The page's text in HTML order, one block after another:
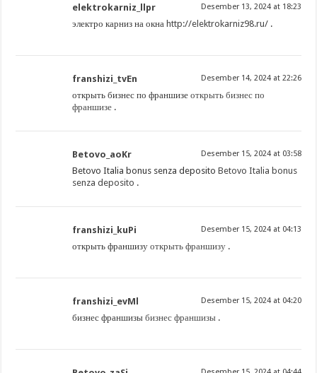
elektrokarniz_llpr Desember 13, 2024 at 18:23
электро карниз на окна http://elektrokarniz98.ru/ .
franshizi_tvEn Desember 14, 2024 at 22:26
открыть бизнес по франшизеоткрыть бизнес по
франшизе .
Betovo_aoKr Desember 15, 2024 at 03:58
Betovo Italia bonus senza depositoBetovo Italia bonus
senza deposito .
franshizi_kuPi Desember 15, 2024 at 04:13
открыть франшизуоткрыть франшизу .
franshizi_evMl Desember 15, 2024 at 04:20
бизнес франшизыбизнес франшизы .